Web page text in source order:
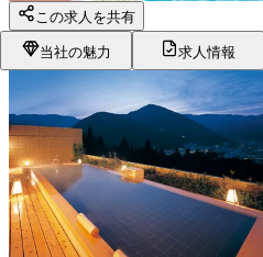
この求人を共有
当社の魅力 求人情報